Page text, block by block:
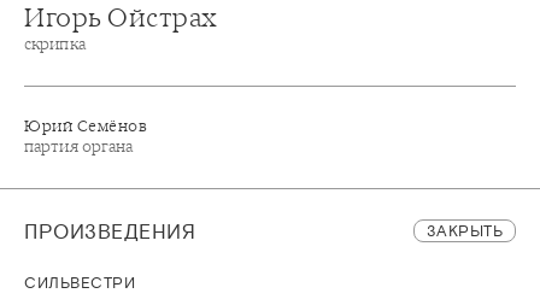
Игорь Ойстрах
скрипка
Юрий Семёнов
партия органа
ПРОИЗВЕДЕНИЯ ЗАКРЫТЬ
СИЛЬВЕСТРИ